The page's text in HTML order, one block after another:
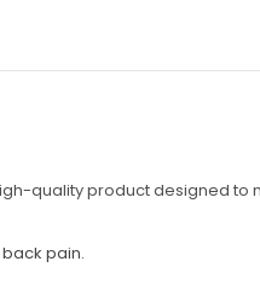
quality product designed
pain.